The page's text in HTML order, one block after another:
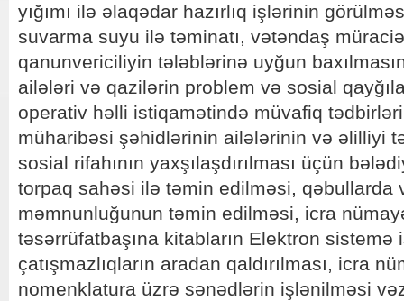
yığımı ilə əlaqədar hazırlıq işlərinin
suvarma suyu ilə təminatı, vətəndaş
qanunvericiliyin tələblərinə uyğun
ailələri və qazilərin problem və sosial
operativ həlli istiqamətində müvafiq
müharibəsi şəhidlərinin ailələrinin və əlilliyi
sosial rifahının yaxşılaşdırılması üçün
torpaq sahəsi ilə təmin edilməsi, qəbullarda
məmnunluğunun təmin edilməsi, icra
təsərrüfatbaşına kitabların Elektron
çatışmazlıqların aradan qaldırılması, icra
nomenklatura üzrə sənədlərin işlənilməsi